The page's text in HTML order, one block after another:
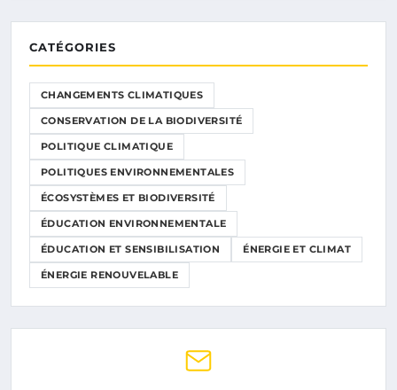
CATÉGORIES
CHANGEMENTS CLIMATIQUES
CONSERVATION DE LA BIODIVERSITÉ
POLITIQUE CLIMATIQUE
POLITIQUES ENVIRONNEMENTALES
ÉCOSYSTÈMES ET BIODIVERSITÉ
ÉDUCATION ENVIRONNEMENTALE
ÉDUCATION ET SENSIBILISATION ÉNERGIE ET CLIMAT
ÉNERGIE RENOUVELABLE